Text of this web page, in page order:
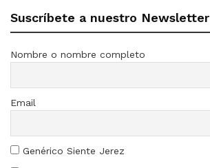
Suscríbete a nuestro Newsletter
Nombre o nombre completo
Email
Genérico Siente Jerez